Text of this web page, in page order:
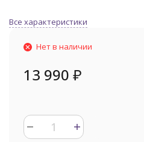
Все характеристики
Нет в наличии
13 990 ₽